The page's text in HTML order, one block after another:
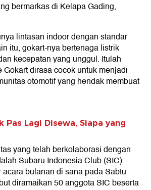
bermarkas di Kelapa Gading,
lintasan indoor dengan standar
itu, gokart-nya bertenaga listrik
kecepatan yang unggul. Itulah
Gokart dirasa cocok untuk menjadi
otomotif yang hendak membuat
Pas Lagi Disewa, Siapa yang
yang telah berkolaborasi dengan
Subaru Indonesia Club (SIC).
bulanan di sana pada Sabtu
diramaikan 50 anggota SIC beserta